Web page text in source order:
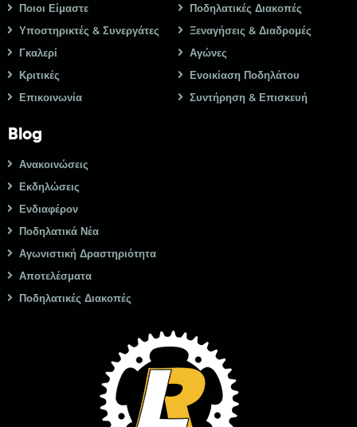
Ποιοι Είμαστε
Υποστηρικτές & Συνεργάτες
Γκαλερί
Κριτικές
Επικοινωνία
Ποδηλατικές Διακοπές
Ξεναγήσεις & Διαδρομές
Αγώνες
Ενοικίαση Ποδηλάτου
Συντήρηση & Επισκευή
Blog
Ανακοινώσεις
Εκδηλώσεις
Ενδιαφέρον
Ποδηλατικά Νέα
Αγωνιστική Δραστηριότητα
Αποτελέσματα
Ποδηλατικές Διακοπές